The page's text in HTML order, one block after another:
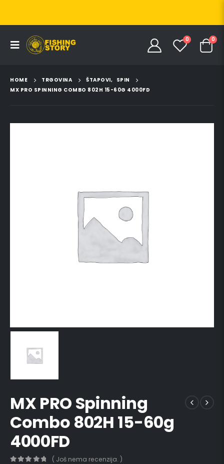
0 0
HOME TRGOVINA ŠTAPOVI, SPIN
MX PRO SPINNING COMBO 802H 15-60G 4000FD
MX PRO Spinning
Combo 802H 15-60g
4000FD
( Još nema recenzija. )